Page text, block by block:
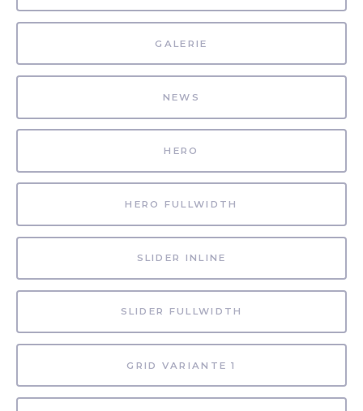
GALERIE
NEWS
HERO
HERO FULLWIDTH
SLIDER INLINE
SLIDER FULLWIDTH
GRID VARIANTE 1